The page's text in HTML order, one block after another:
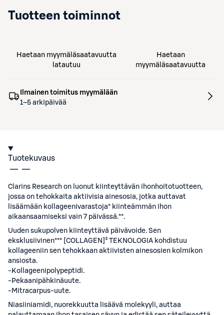
Tuotteen toiminnot
Haetaan myymäläsaatavuutta
latautuu
Haetaan
myymäläsaatavuutta
Ilmainen toimitus myymälään
1–5 arkipäivää
Tuotekuvaus
Clarins Research on luonut kiinteyttävän ihonhoitotuotteen,
jossa on tehokkaita aktiivisia ainesosia, jotka auttavat
lisäämään kollageenivarastoja* kiinteämmän ihon
aikaansaamiseksi vain 7 päivässä.**.
Uuden sukupolven kiinteyttävä päivävoide. Sen
eksklusiivinen*** [COLLAGEN]³ TEKNOLOGIA kohdistuu
kollageeniin sen tehokkaan aktiivisten ainesosien kolmikon
ansiosta.
-Kollageenipolypeptidi.
-Pekaanipähkinäuute.
-Mitracarpus-uute.
Niasiiniamidi, nuorekkuutta lisäävä molekyyli, auttaa